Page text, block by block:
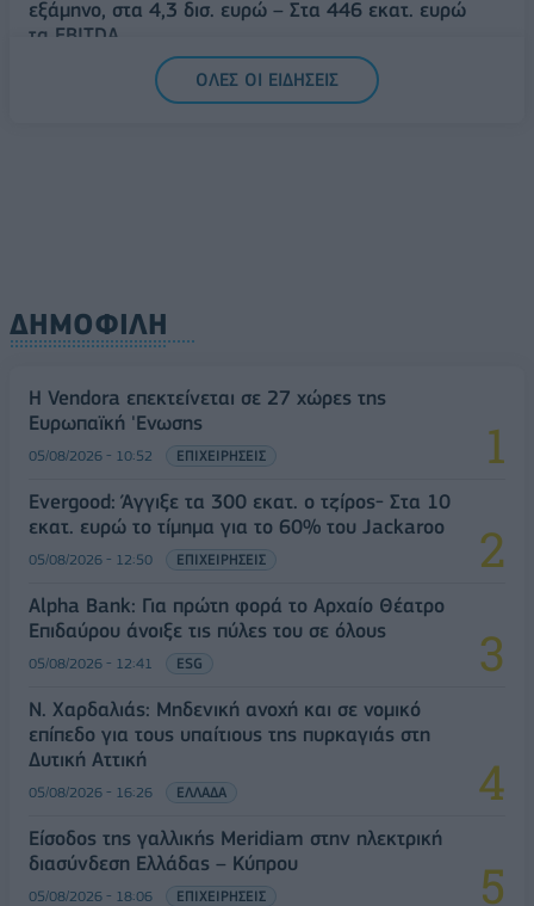
εξάμηνο, στα 4,3 δισ. ευρώ – Στα 446 εκατ. ευρώ
τα EBITDA
ΟΛΕΣ ΟΙ ΕΙΔΗΣΕΙΣ
ΔΗΜΟΦΙΛΗ
Η Vendora επεκτείνεται σε 27 χώρες της
Ευρωπαϊκή 'Ενωσης
05/08/2026 - 10:52 ΕΠΙΧΕΙΡΗΣΕΙΣ
Evergood: Άγγιξε τα 300 εκατ. ο τζίρος- Στα 10
εκατ. ευρώ το τίμημα για το 60% του Jackaroo
05/08/2026 - 12:50 ΕΠΙΧΕΙΡΗΣΕΙΣ
Alpha Bank: Για πρώτη φορά το Αρχαίο Θέατρο
Επιδαύρου άνοιξε τις πύλες του σε όλους
05/08/2026 - 12:41 ESG
Ν. Χαρδαλιάς: Μηδενική ανοχή και σε νομικό
επίπεδο για τους υπαίτιους της πυρκαγιάς στη
Δυτική Αττική
05/08/2026 - 16:26 ΕΛΛΑΔΑ
Είσοδος της γαλλικής Meridiam στην ηλεκτρική
διασύνδεση Ελλάδας – Κύπρου
05/08/2026 - 18:06 ΕΠΙΧΕΙΡΗΣΕΙΣ